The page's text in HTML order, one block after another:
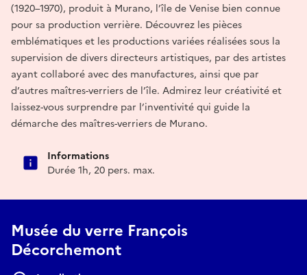
(1920–1970), produit à Murano, l’île de Venise bien connue
pour sa production verrière. Découvrez les pièces
emblématiques et les productions variées réalisées sous la
supervision de divers directeurs artistiques, par des artistes
ayant collaboré avec des manufactures, ainsi que par
d’autres maîtres-verriers de l’île. Admirez leur créativité et
laissez-vous surprendre par l’inventivité qui guide la
démarche des maîtres-verriers de Murano.
Informations
Durée 1h, 20 pers. max.
Musée du verre François
Décorchemont